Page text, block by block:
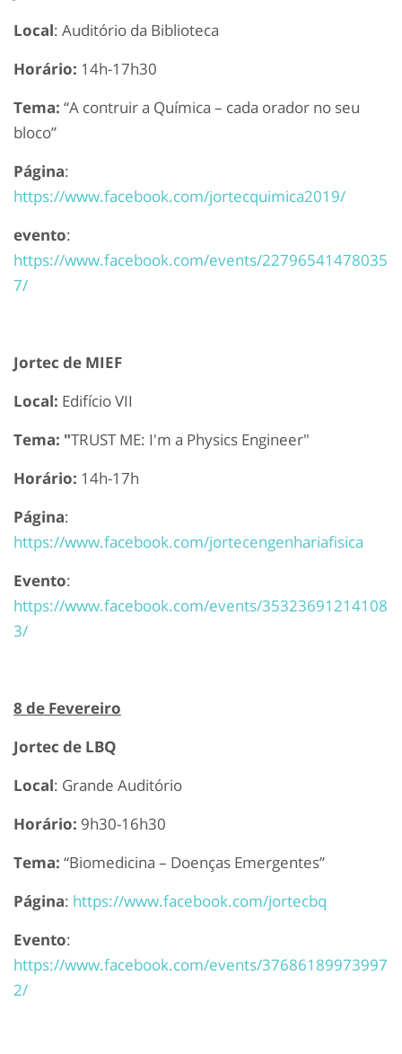
Local: Auditório da Biblioteca
Horário: 14h-17h30
Tema: “A contruir a Química – cada orador no seu
bloco”
Página:
https://www.facebook.com/jortecquimica2019/
evento:
https://www.facebook.com/events/22796541478035
7/
Jortec de MIEF
Local: Edifício VII
Tema: "TRUST ME: I'm a Physics Engineer"
Horário: 14h-17h
Página:
https://www.facebook.com/jortecengenhariafisica
Evento:
https://www.facebook.com/events/35323691214108
3/
8 de Fevereiro
Jortec de LBQ
Local: Grande Auditório
Horário: 9h30-16h30
Tema: “Biomedicina – Doenças Emergentes”
Página: https://www.facebook.com/jortecbq
Evento:
https://www.facebook.com/events/37686189973997
2/